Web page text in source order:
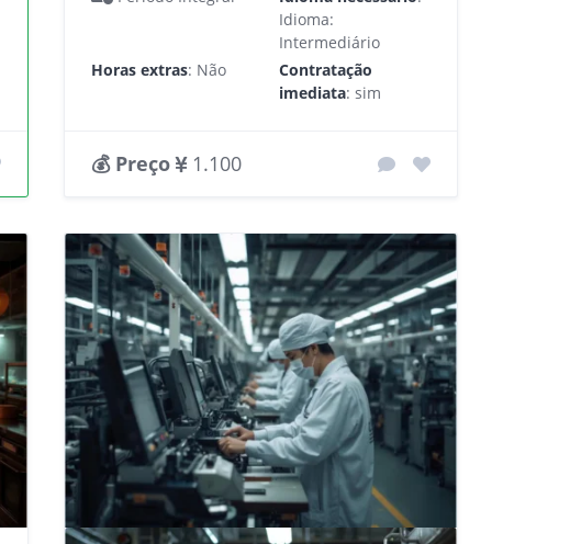
Idioma:
Intermediário
Horas extras: Não
Contratação
imediata: sim
💰 Preço 1.100